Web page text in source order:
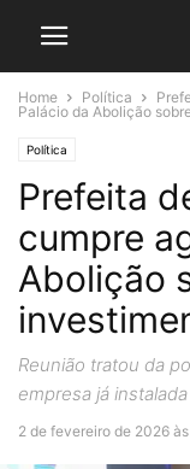
Home Política
Palácio da Abolição
Política
Prefeita
cumpre
Abolição
Reunião tratou da
empresa já
2 de fevereiro de 2026 às